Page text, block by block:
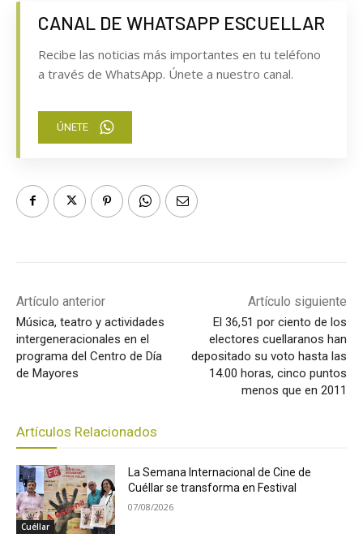
CANAL DE WHATSAPP ESCUELLAR
Recibe las noticias más importantes en tu teléfono
a través de WhatsApp. Únete a nuestro canal.
ÚNETE
Artículo anterior
Música, teatro y actividades
intergeneracionales en el
programa del Centro de Día
de Mayores
Artículo siguiente
El 36,51 por ciento de los
electores cuellaranos han
depositado su voto hasta las
14.00 horas, cinco puntos
menos que en 2011
Artículos Relacionados
Cuéllar
La Semana Internacional de Cine de
Cuéllar se transforma en Festival
07/08/2026